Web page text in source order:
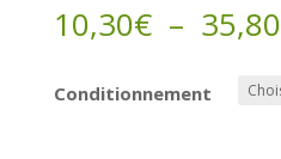
10,30€ – 35,80
Conditionnement